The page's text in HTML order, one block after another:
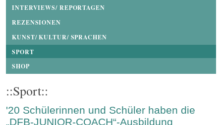
INTERVIEWS/ REPORTAGEN
REZENSIONEN
KUNST/ KULTUR/ SPRACHEN
SPORT
SHOP
::Sport::
'20 Schülerinnen und Schüler haben die
„DFB-JUNIOR-COACH“-Ausbildung